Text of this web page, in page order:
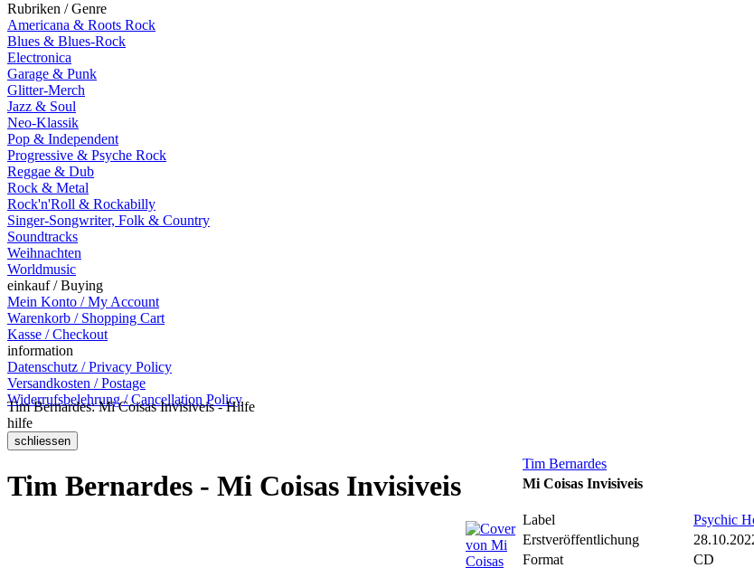
Rubriken / Genre
Americana & Roots Rock
Blues & Blues-Rock
Electronica
Garage & Punk
Glitter-Merch
Jazz & Soul
Neo-Klassik
Pop & Independent
Progressive & Psyche Rock
Reggae & Dub
Rock & Metal
Rock'n'Roll & Rockabilly
Singer-Songwriter, Folk & Country
Soundtracks
Weihnachten
Worldmusic
einkauf / Buying
Mein Konto / My Account
Warenkorb / Shopping Cart
Kasse / Checkout
information
Datenschutz / Privacy Policy
Versandkosten / Postage
Widerrufsbelehrung / Cancellation Policy
Tim Bernardes: Mi Coisas Invisiveis - Hilfe
hilfe
Tim Bernardes - Mi Coisas Invisiveis
Tim Bernardes
Mi Coisas Invisiveis
Label
Psychic
Erstveröffentlichung
Format
CD